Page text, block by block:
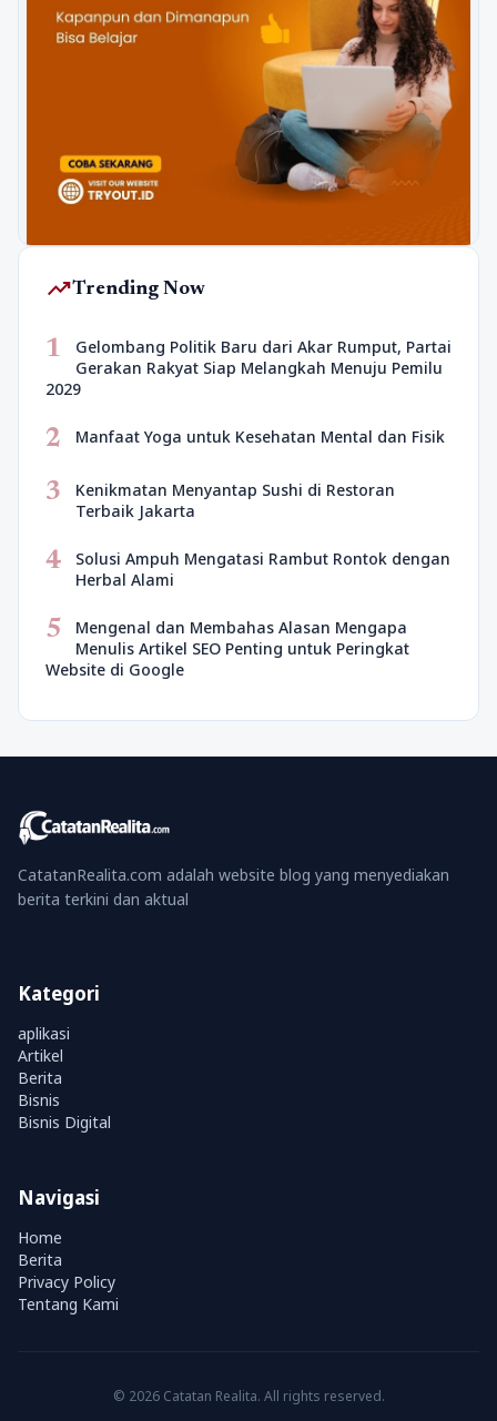
trending_upTrending Now
1
Gelombang Politik Baru dari Akar Rumput, Partai
Gerakan Rakyat Siap Melangkah Menuju Pemilu
2029
2 Manfaat Yoga untuk Kesehatan Mental dan Fisik
3
Kenikmatan Menyantap Sushi di Restoran
Terbaik Jakarta
4
Solusi Ampuh Mengatasi Rambut Rontok dengan
Herbal Alami
5
Mengenal dan Membahas Alasan Mengapa
Menulis Artikel SEO Penting untuk Peringkat
Website di Google
CatatanRealita.com adalah website blog yang menyediakan
berita terkini dan aktual
Kategori
aplikasi
Artikel
Berita
Bisnis
Bisnis Digital
Navigasi
Home
Berita
Privacy Policy
Tentang Kami
© 2026 Catatan Realita. All rights reserved.